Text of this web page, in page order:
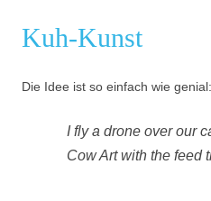
Kuh-Kunst
Die Idee ist so einfach wie genial:
I fly a drone over our
Cow Art with the feed